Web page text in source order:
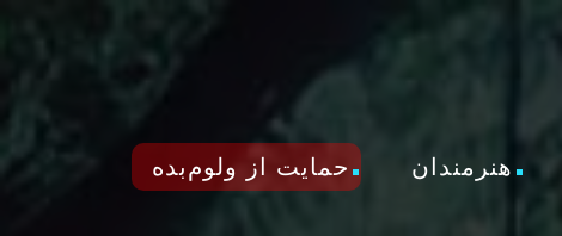
هنرمندان حمایت از ولوم‌بده